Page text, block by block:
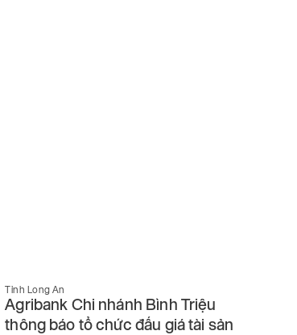
Tỉnh Long An
Agribank Chi nhánh Bình Triệu
thông báo tổ chức đấu giá tài sản